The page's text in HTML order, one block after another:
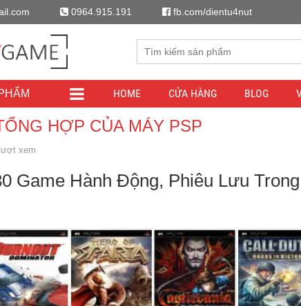
0964.915.191 fb.com/dientu4nut
HOME CỬA HÀNG BLOG
HỢP CỦA MÁY PSP
xem
Game Hành Động, Phiêu Lưu